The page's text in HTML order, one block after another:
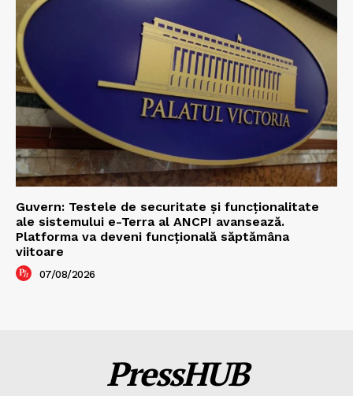
Guvern: Testele de securitate și funcționalitate
ale sistemului e-Terra al ANCPI avansează.
Platforma va deveni funcțională săptămâna
viitoare
07/08/2026
PressHUB